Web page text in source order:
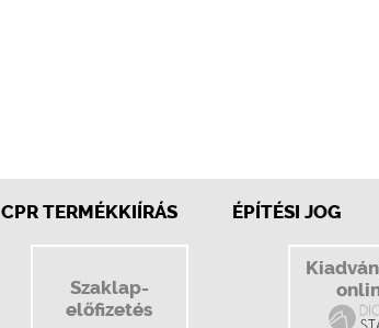
CPR TERMÉKKIÍRÁS ÉPÍTÉSI JOG
Szaklap-
előfizetés